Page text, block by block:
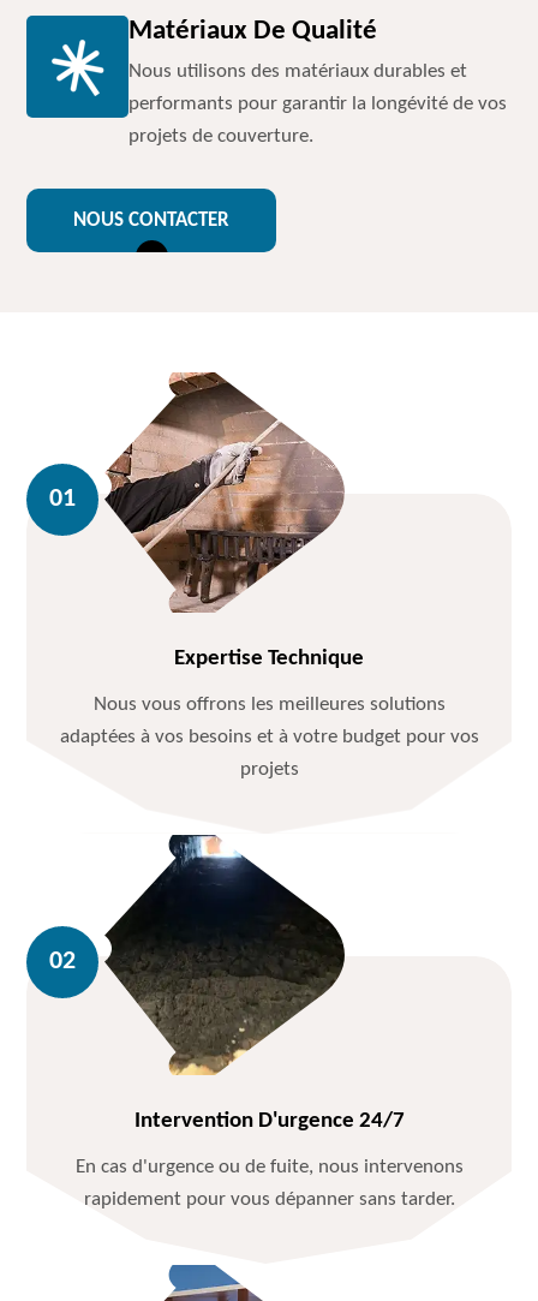
Matériaux De Qualité
Nous utilisons des matériaux durables et
performants pour garantir la longévité de vos
projets de couverture.
NOUS CONTACTER
Expertise Technique
Nous vous offrons les meilleures solutions
adaptées à vos besoins et à votre budget pour vos
projets
Intervention D'urgence 24/7
En cas d'urgence ou de fuite, nous intervenons
rapidement pour vous dépanner sans tarder.